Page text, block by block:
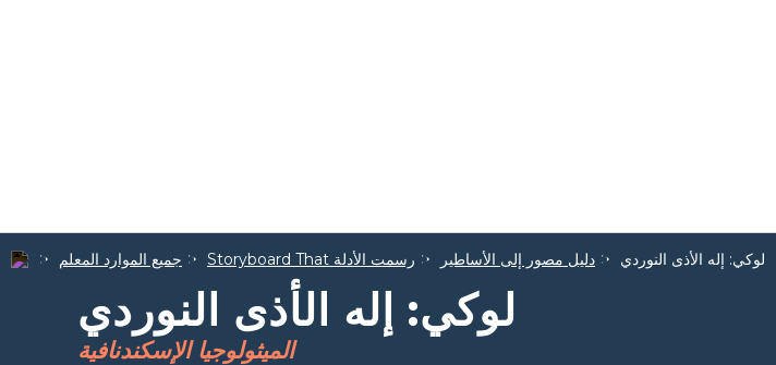
جميع الموارد المعلم Storyboard That رسمت الأدلة دليل مصور إلى الأساطير لوكي: إله الأذى النوردي
لوكي: إله الأذى النوردي
الميثولوجيا الإسكندنافية